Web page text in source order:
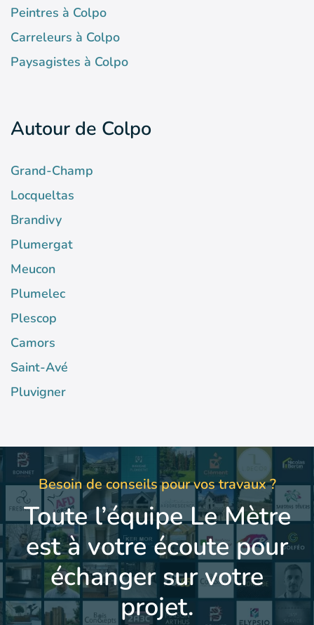
Peintres à Colpo
Carreleurs à Colpo
Paysagistes à Colpo
Autour de Colpo
Grand-Champ
Locqueltas
Brandivy
Plumergat
Meucon
Plumelec
Plescop
Camors
Saint-Avé
Pluvigner
Besoin de conseils pour vos travaux ?
Toute l’équipe Le Mètre
est à votre écoute pour
échanger sur votre
projet.